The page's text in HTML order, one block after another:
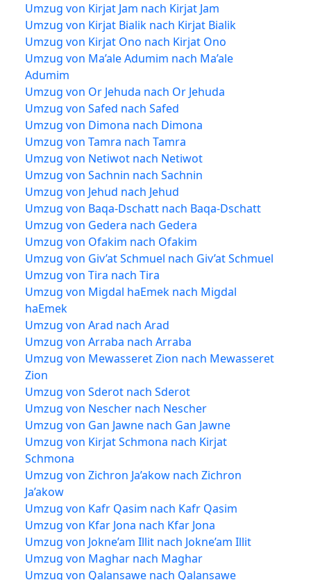
Umzug von Kirjat Jam nach Kirjat Jam
Umzug von Kirjat Bialik nach Kirjat Bialik
Umzug von Kirjat Ono nach Kirjat Ono
Umzug von Ma’ale Adumim nach Ma’ale
Adumim
Umzug von Or Jehuda nach Or Jehuda
Umzug von Safed nach Safed
Umzug von Dimona nach Dimona
Umzug von Tamra nach Tamra
Umzug von Netiwot nach Netiwot
Umzug von Sachnin nach Sachnin
Umzug von Jehud nach Jehud
Umzug von Baqa-Dschatt nach Baqa-Dschatt
Umzug von Gedera nach Gedera
Umzug von Ofakim nach Ofakim
Umzug von Giv’at Schmuel nach Giv’at Schmuel
Umzug von Tira nach Tira
Umzug von Migdal haEmek nach Migdal
haEmek
Umzug von Arad nach Arad
Umzug von Arraba nach Arraba
Umzug von Mewasseret Zion nach Mewasseret
Zion
Umzug von Sderot nach Sderot
Umzug von Nescher nach Nescher
Umzug von Gan Jawne nach Gan Jawne
Umzug von Kirjat Schmona nach Kirjat
Schmona
Umzug von Zichron Ja’akow nach Zichron
Ja’akow
Umzug von Kafr Qasim nach Kafr Qasim
Umzug von Kfar Jona nach Kfar Jona
Umzug von Jokne’am Illit nach Jokne’am Illit
Umzug von Maghar nach Maghar
Umzug von Qalansawe nach Qalansawe